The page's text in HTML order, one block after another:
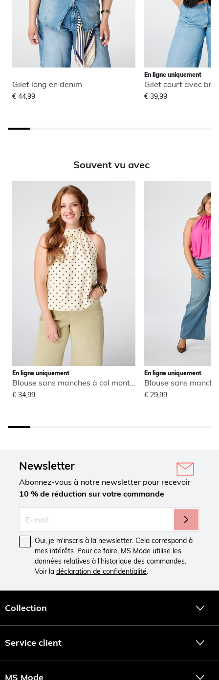
Gilet long en denim
€ 44,99
En ligne uniquement
Gilet court avec
€ 39,99
Souvent vu avec
En ligne uniquement
Blouse sans manches à col montant
€ 34,99
En ligne uniquement
€ 29,99
Newsletter
Abonnez-vous à notre newsletter pour recevoir
10 % de réduction sur votre commande
Oui, je m'inscris à la newsletter. Cela correspond à
mes intérêts. Pour ce faire, MS Mode utilise les
données relatives à l'historique des commandes.
Voir la déclaration de confidentialité.
Collection
Service client
MS Mode